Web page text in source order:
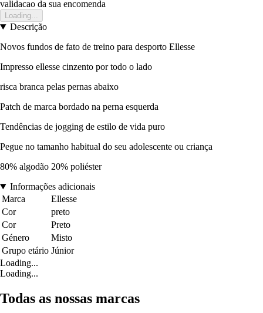
validacao da sua encomenda
Loading...
Descrição
Novos fundos de fato de treino para desporto Ellesse
Impresso ellesse cinzento por todo o lado
risca branca pelas pernas abaixo
Patch de marca bordado na perna esquerda
Tendências de jogging de estilo de vida puro
Pegue no tamanho habitual do seu adolescente ou criança
80% algodão 20% poliéster
Informações adicionais
Marca
Ellesse
Cor
preto
Cor
Preto
Género
Misto
Grupo etário Júnior
Loading...
Loading...
Todas as nossas marcas